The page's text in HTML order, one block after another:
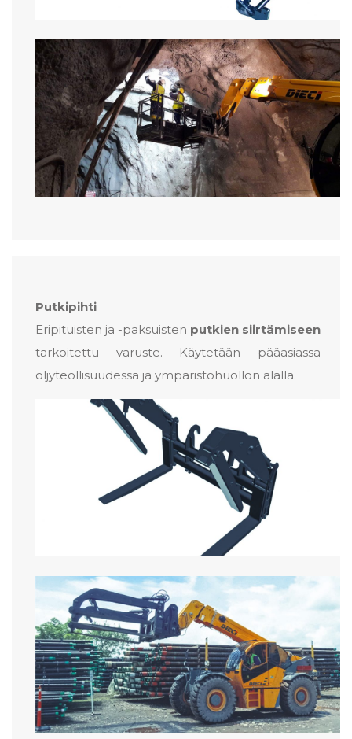
Putkipihti
Eripituisten ja -paksuisten putkien siirtämiseen
tarkoitettu varuste. Käytetään pääasiassa
öljyteollisuudessa ja ympäristöhuollon alalla.